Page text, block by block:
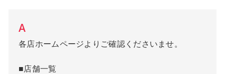
各店ホームページよりご確認くださいませ。
■店舗一覧